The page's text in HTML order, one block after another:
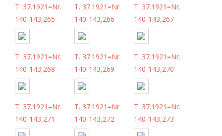
T. 37.1921=Nr.
140-143,265
T. 37.1921=Nr.
140-143,266
T. 37.1921=Nr.
140-143,267
T. 37.1921=Nr.
140-143,268
T. 37.1921=Nr.
140-143,269
T. 37.1921=Nr.
140-143,270
T. 37.1921=Nr.
140-143,271
T. 37.1921=Nr.
140-143,272
T. 37.1921=Nr.
140-143,273